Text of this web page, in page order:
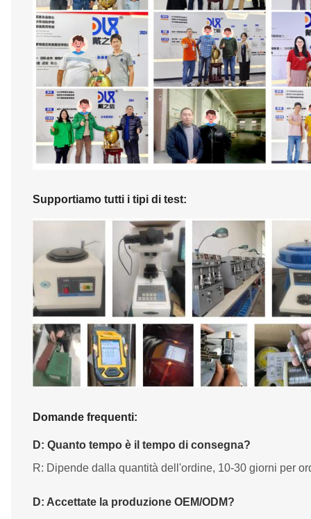
Supportiamo tutti i tipi di test:
Domande frequenti:
D: Quanto tempo è il tempo di consegna?
R: Dipende dalla quantità dell'ordine, 10-30 giorni per
D: Accettate la produzione OEM/ODM?